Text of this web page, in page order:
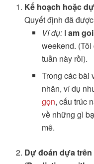
Kế hoạch hoặc
Quyết định đã
Ví dụ:I am
weekend.
tuần này rồi).
Trong các bài
nhân, ví dụ
gọn, cấu trúc
về những gì
mê.
Dự đoán dựa